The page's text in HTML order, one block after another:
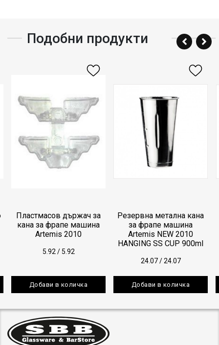
Подобни продукти
Пластмасов държач за
кана за фрапе машина
Artemis 2010
5.92 /5.92
Добави в количка
Резервна метална кана
за фрапе машина
Artemis NEW 2010
HANGING SS CUP 900ml
24.07 /24.07
Добави в количка